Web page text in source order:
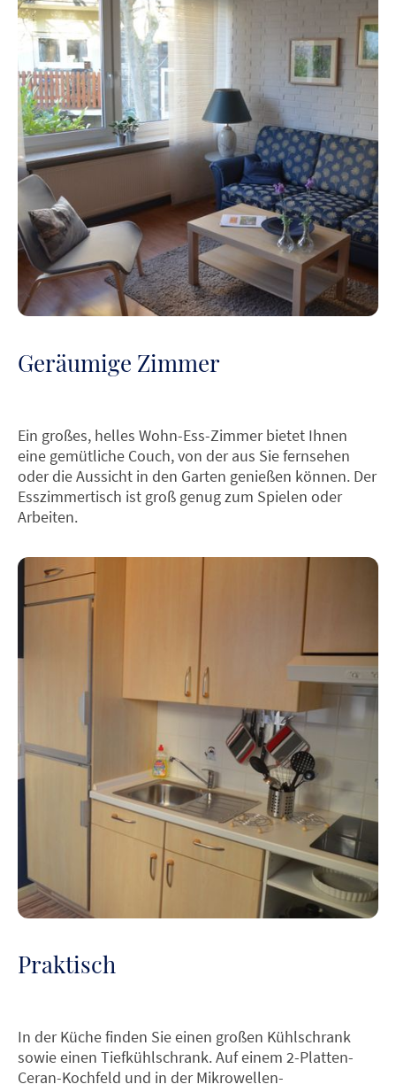
Geräumige Zimmer
Ein großes, helles Wohn-Ess-Zimmer bietet Ihnen
eine gemütliche Couch, von der aus Sie fernsehen
oder die Aussicht in den Garten genießen können. Der
Esszimmertisch ist groß genug zum Spielen oder
Arbeiten.
Praktisch
In der Küche finden Sie einen großen Kühlschrank
sowie einen Tiefkühlschrank. Auf einem 2-Platten-
Ceran-Kochfeld und in der Mikrowellen-